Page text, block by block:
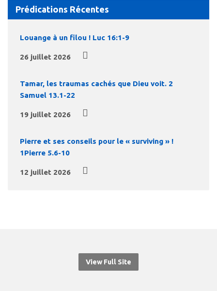
Prédications Récentes
Louange à un filou ! Luc 16:1-9
26 juillet 2026
Tamar, les traumas cachés que Dieu voit. 2
Samuel 13.1-22
19 juillet 2026
Pierre et ses conseils pour le « surviving » !
1Pierre 5.6-10
12 juillet 2026
View Full Site